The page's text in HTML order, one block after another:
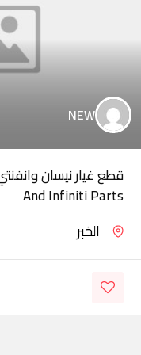
NEW
And Infiniti Parts
الخبر